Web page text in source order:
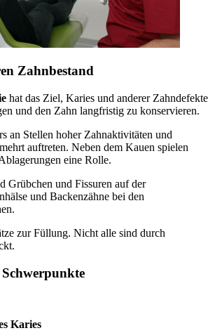
Zahnbestand
hat das Ziel, Karies und anderer Zahndefekte
und den Zahn langfristig zu konservieren.
an Stellen hoher Zahnaktivitäten und
auftreten. Neben dem Kauen spielen
eine Rolle.
Grübchen und Fissuren auf der
und Backenzähne bei den
zur Füllung. Nicht alle sind durch
Karies